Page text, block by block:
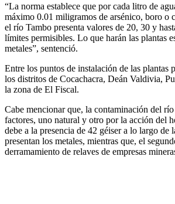
“La norma establece que por cada litro de
máximo 0.01 miligramos de arsénico, boro o
el río Tambo presenta valores de 20, 30 y
límites permisibles. Lo que harán las plantas
metales”, sentenció.
Entre los puntos de instalación de las plantas
los distritos de Cocachacra, Deán Valdivia,
la zona de El Fiscal.
Cabe mencionar que, la contaminación del
factores, uno natural y otro por la acción del
debe a la presencia de 42 géiser a lo largo de
presentan los metales, mientras que, el
derramamiento de relaves de empresas